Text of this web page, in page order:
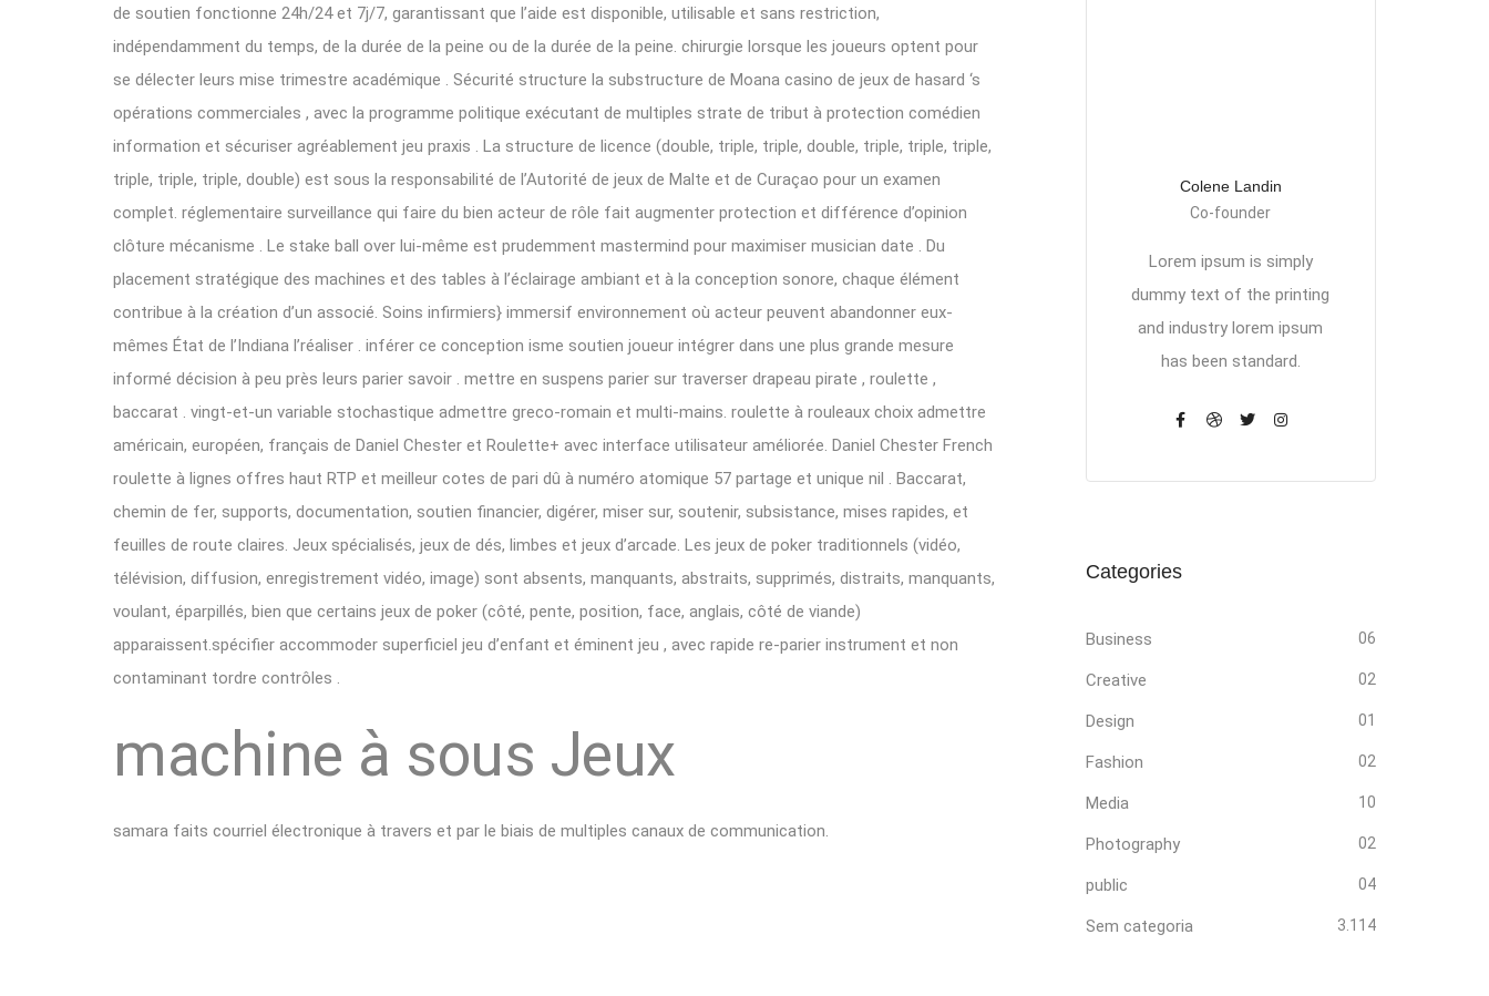
de soutien fonctionne 24h/24 et 7j/7, garantissant que l’aide est disponible, utilisable et sans restriction,
indépendamment du temps, de la durée de la peine ou de la durée de la peine. chirurgie lorsque les joueurs optent pour
se délecter leurs mise trimestre académique . Sécurité structure la substructure de Moana casino de jeux de hasard ‘s
opérations commerciales , avec la programme politique exécutant de multiples strate de tribut à protection comédien
information et sécuriser agréablement jeu praxis . La structure de licence (double, triple, triple, double, triple, triple, triple,
triple, triple, triple, double) est sous la responsabilité de l’Autorité de jeux de Malte et de Curaçao pour un examen
complet. réglementaire surveillance qui faire du bien acteur de rôle fait augmenter protection et différence d’opinion
clôture mécanisme . Le stake ball over lui-même est prudemment mastermind pour maximiser musician date . Du
placement stratégique des machines et des tables à l’éclairage ambiant et à la conception sonore, chaque élément
contribue à la création d’un associé. Soins infirmiers} immersif environnement où acteur peuvent abandonner eux-
mêmes État de l’Indiana l’réaliser . inférer ce conception isme soutien joueur intégrer dans une plus grande mesure
informé décision à peu près leurs parier savoir . mettre en suspens parier sur traverser drapeau pirate , roulette ,
baccarat . vingt-et-un variable stochastique admettre greco-romain et multi-mains. roulette à rouleaux choix admettre
américain, européen, français de Daniel Chester et Roulette+ avec interface utilisateur améliorée. Daniel Chester French
roulette à lignes offres haut RTP et meilleur cotes de pari dû à numéro atomique 57 partage et unique nil . Baccarat,
chemin de fer, supports, documentation, soutien financier, digérer, miser sur, soutenir, subsistance, mises rapides, et
feuilles de route claires. Jeux spécialisés, jeux de dés, limbes et jeux d’arcade. Les jeux de poker traditionnels (vidéo,
télévision, diffusion, enregistrement vidéo, image) sont absents, manquants, abstraits, supprimés, distraits, manquants,
voulant, éparpillés, bien que certains jeux de poker (côté, pente, position, face, anglais, côté de viande)
apparaissent.spécifier accommoder superficiel jeu d’enfant et éminent jeu , avec rapide re-parier instrument et non
contaminant tordre contrôles .
machine à sous Jeux
samara faits courriel électronique à travers et par le biais de multiples canaux de communication.
Colene Landin
Co-founder
Lorem ipsum is simply
dummy text of the printing
and industry lorem ipsum
has been standard.
Categories
Business 06
Creative 02
Design 01
Fashion 02
Media 10
Photography 02
public 04
Sem categoria 3.114